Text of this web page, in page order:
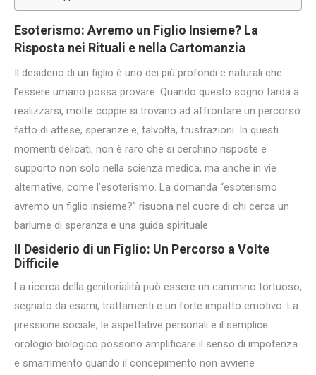
Esoterismo: Avremo un Figlio Insieme? La
Risposta nei Rituali e nella Cartomanzia
Il desiderio di un figlio è uno dei più profondi e naturali che
l’essere umano possa provare. Quando questo sogno tarda a
realizzarsi, molte coppie si trovano ad affrontare un percorso
fatto di attese, speranze e, talvolta, frustrazioni. In questi
momenti delicati, non è raro che si cerchino risposte e
supporto non solo nella scienza medica, ma anche in vie
alternative, come l’esoterismo. La domanda “esoterismo
avremo un figlio insieme?” risuona nel cuore di chi cerca un
barlume di speranza e una guida spirituale.
Il Desiderio di un Figlio: Un Percorso a Volte
Difficile
La ricerca della genitorialità può essere un cammino tortuoso,
segnato da esami, trattamenti e un forte impatto emotivo. La
pressione sociale, le aspettative personali e il semplice
orologio biologico possono amplificare il senso di impotenza
e smarrimento quando il concepimento non avviene